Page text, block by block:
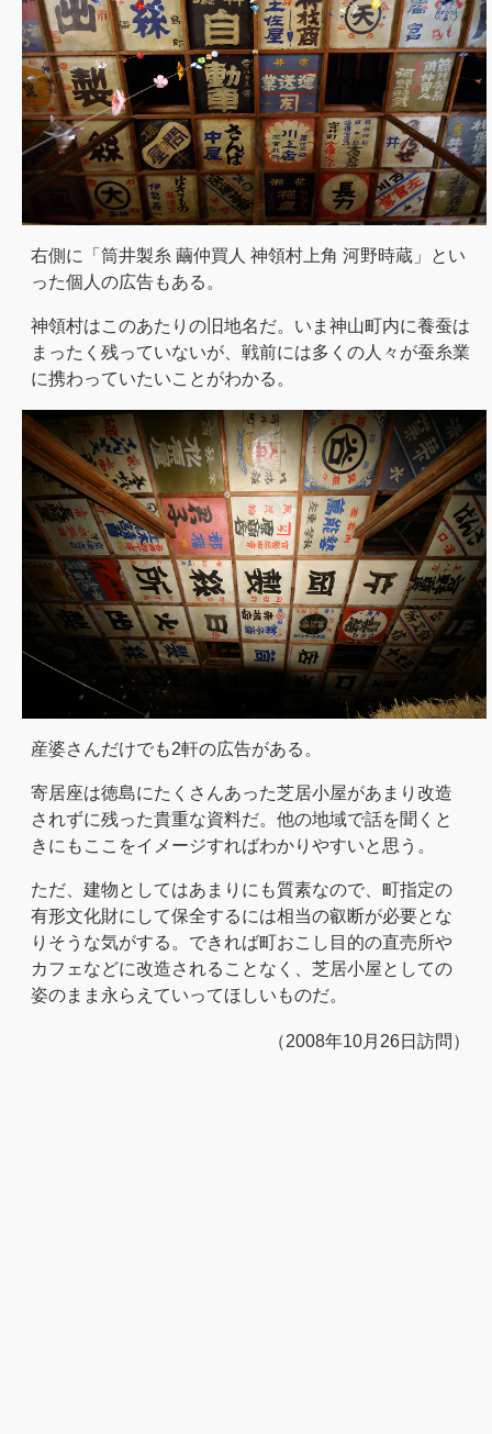
右側に「筒井製糸 繭仲買人 神領村上角 河野時蔵」とい
った個人の広告もある。
神領村はこのあたりの旧地名だ。いま神山町内に養蚕は
まったく残っていないが、戦前には多くの人々が蚕糸業
に携わっていたいことがわかる。
産婆さんだけでも2軒の広告がある。
寄居座は徳島にたくさんあった芝居小屋があまり改造
されずに残った貴重な資料だ。他の地域で話を聞くと
きにもここをイメージすればわかりやすいと思う。
ただ、建物としてはあまりにも質素なので、町指定の
有形文化財にして保全するには相当の叡断が必要とな
りそうな気がする。できれば町おこし目的の直売所や
カフェなどに改造されることなく、芝居小屋としての
姿のまま永らえていってほしいものだ。
（2008年10月26日訪問）